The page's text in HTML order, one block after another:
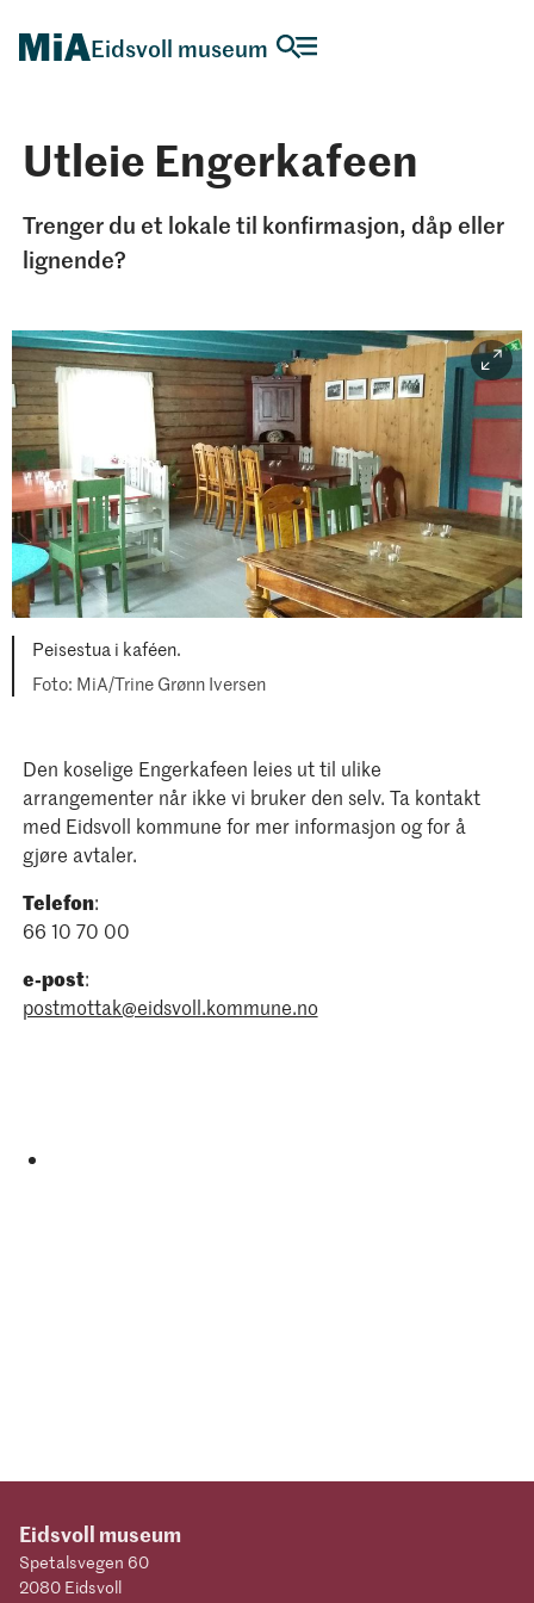
Eidsvoll museum
Utleie Engerkafeen
Trenger du et lokale til konfirmasjon, dåp eller
lignende?
Peisestua i kaféen.
MiA/Trine Grønn Iversen
Den koselige Engerkafeen leies ut til ulike
arrangementer når ikke vi bruker den selv. Ta kontakt
med Eidsvoll kommune for mer informasjon og for å
gjøre avtaler.
Telefon:
66 10 70 00
e-post:
postmottak@eidsvoll.kommune.no
Eidsvoll museum
Spetalsvegen 60
2080 Eidsvoll